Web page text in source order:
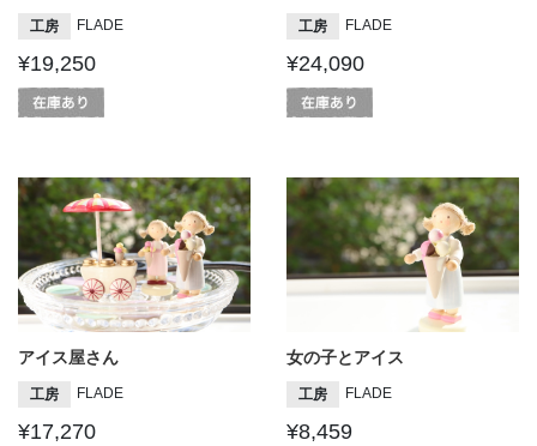
工房 FLADE
¥19,250
工房 FLADE
¥24,090
アイス屋さん
工房 FLADE
¥17,270
女の子とアイス
工房 FLADE
¥8,459